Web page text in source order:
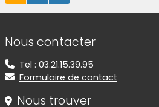
Informations de contact
Nous contacter
Tel : 03.21.15.39.95
Formulaire de contact
Nous trouver